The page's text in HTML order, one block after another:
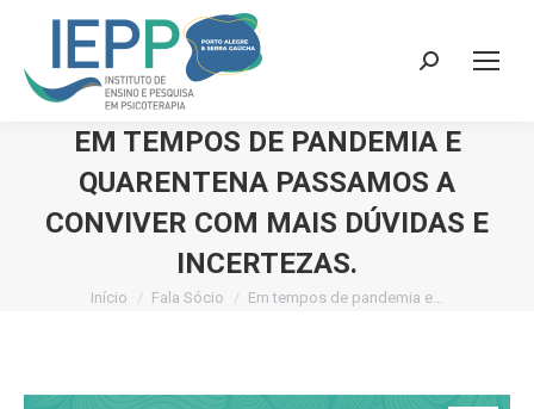
Search:
EM TEMPOS DE PANDEMIA E
QUARENTENA PASSAMOS A
CONVIVER COM MAIS DÚVIDAS E
INCERTEZAS.
Você está aqui:
Início Fala Sócio Em tempos de pandemia e…